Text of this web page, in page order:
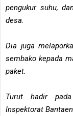
pengukur suhu,
desa.
Dia juga
sembako kepada
paket.
Turut hadir
Inspektorat